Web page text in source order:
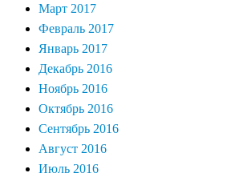
Март 2017
Февраль 2017
Январь 2017
Декабрь 2016
Ноябрь 2016
Октябрь 2016
Сентябрь 2016
Август 2016
Июль 2016